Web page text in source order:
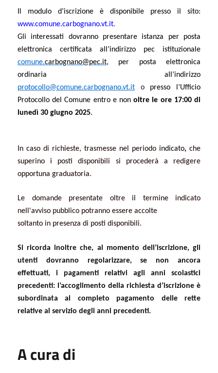
Il modulo d’iscrizione è disponibile presso il sito:
www.comune.carbognano.vt.it.
Gli interessati dovranno presentare istanza per posta
elettronica certificata all’indirizzo pec istituzionale
comune.carbognano@pec.it, per posta elettronica
ordinaria all’indirizzo
protocollo@comune.carbognano.vt.it
o presso l’Ufficio
Protocollo del Comune entro e nonoltre le ore 17:00di
lunedì 30 giugno 2025.
In caso di richieste, trasmesse nel periodo indicato, che
superino i posti disponibili si procederà a redigere
opportuna graduatoria.
Le domande presentate oltre il termine indicato
nell'avviso pubblico potranno essere accolte
soltanto in presenza di posti disponibili.
Si ricorda inoltre che, al momento dell’iscrizione, gli
utenti dovranno regolarizzare, se non ancora
effettuati, i pagamenti relativi agli anni scolastici
precedenti: l’accoglimento della richiesta d’iscrizione è
subordinata al completo pagamento delle rette
relative al servizio degli anni precedenti.
A cura di